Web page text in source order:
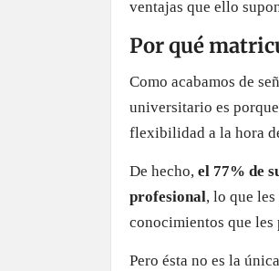
ventajas que ello
Por qué
Como acabamos de
universitario es
flexibilidad a la hora
De hecho, el 77% de
profesional, lo que
conocimientos que
Pero ésta no es la